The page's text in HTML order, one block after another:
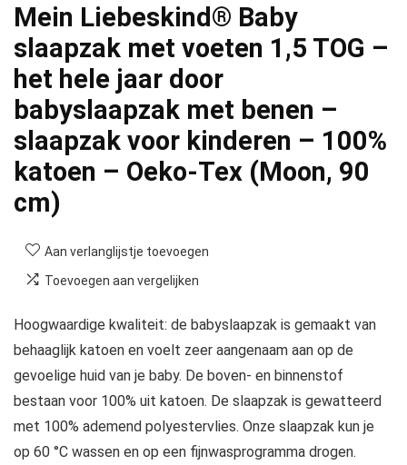
Mein Liebeskind® Baby
slaapzak met voeten 1,5 TOG –
het hele jaar door
babyslaapzak met benen –
slaapzak voor kinderen – 100%
katoen – Oeko-Tex (Moon, 90
cm)
Aan verlanglijstje toevoegen
Toevoegen aan vergelijken
Hoogwaardige kwaliteit: de babyslaapzak is gemaakt van
behaaglijk katoen en voelt zeer aangenaam aan op de
gevoelige huid van je baby. De boven- en binnenstof
bestaan voor 100% uit katoen. De slaapzak is gewatteerd
met 100% ademend polyestervlies. Onze slaapzak kun je
op 60 °C wassen en op een fijnwasprogramma drogen.